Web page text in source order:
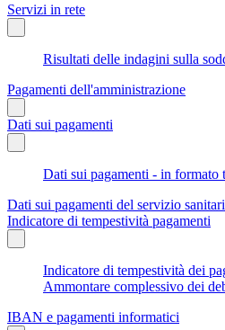
Servizi in rete
Risultati delle indagini sulla
Pagamenti dell'amministrazione
Dati sui pagamenti
Dati sui pagamenti - in formato
Dati sui pagamenti del servizio
Indicatore di tempestività pagamenti
Indicatore di tempestività dei
Ammontare complessivo dei
IBAN e pagamenti informatici